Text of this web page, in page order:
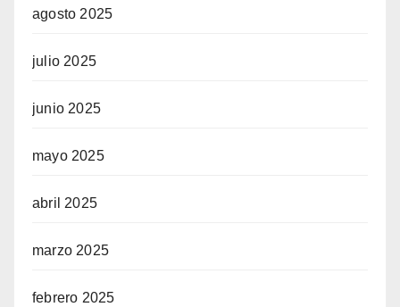
agosto 2025
julio 2025
junio 2025
mayo 2025
abril 2025
marzo 2025
febrero 2025